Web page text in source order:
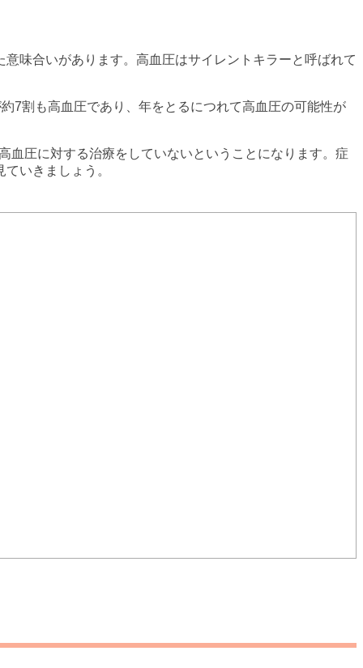
味合いがあります。高血圧はサイレントキラーと呼ばれて
7割も高血圧であり、年をとるにつれて高血圧の可能性が
血圧に対する治療をしていないということになります。症
いきましょう。